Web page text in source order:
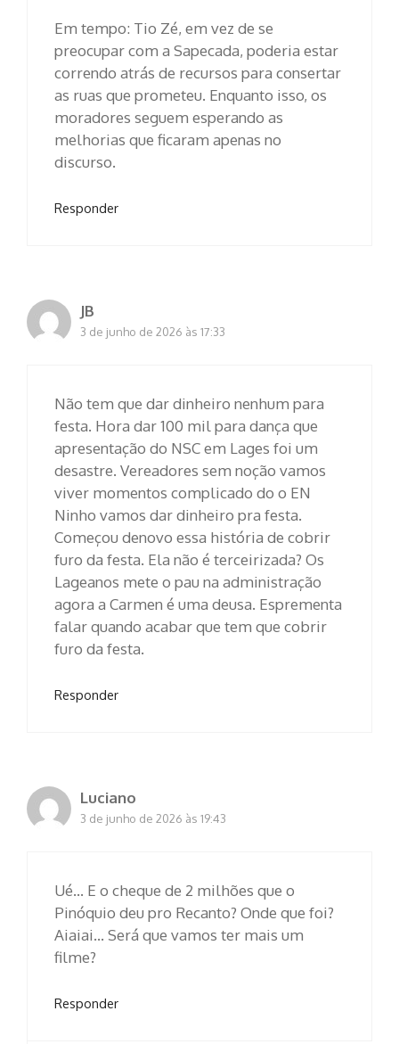
Em tempo: Tio Zé, em vez de se
preocupar com a Sapecada, poderia estar
correndo atrás de recursos para consertar
as ruas que prometeu. Enquanto isso, os
moradores seguem esperando as
melhorias que ficaram apenas no
discurso.
Responder
JB
3 de junho de 2026 às 17:33
Não tem que dar dinheiro nenhum para
festa. Hora dar 100 mil para dança que
apresentação do NSC em Lages foi um
desastre. Vereadores sem noção vamos
viver momentos complicado do o EN
Ninho vamos dar dinheiro pra festa.
Começou denovo essa história de cobrir
furo da festa. Ela não é terceirizada? Os
Lageanos mete o pau na administração
agora a Carmen é uma deusa. Esprementa
falar quando acabar que tem que cobrir
furo da festa.
Responder
Luciano
3 de junho de 2026 às 19:43
Ué… E o cheque de 2 milhões que o
Pinóquio deu pro Recanto? Onde que foi?
Aiaiai… Será que vamos ter mais um
filme?
Responder